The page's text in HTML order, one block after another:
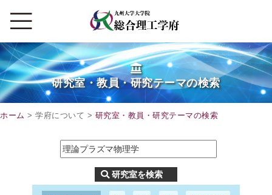
研究室・教員・研究テーマの検索
ホーム > 学府について > 研究室・教員・研究テーマの検索